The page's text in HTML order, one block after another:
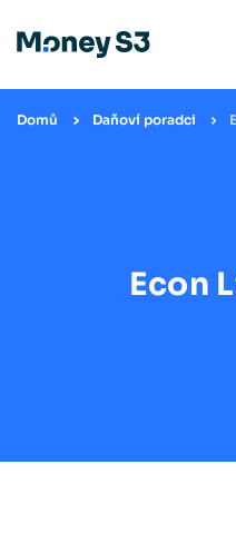
Domů Daňoví poradci
Econ